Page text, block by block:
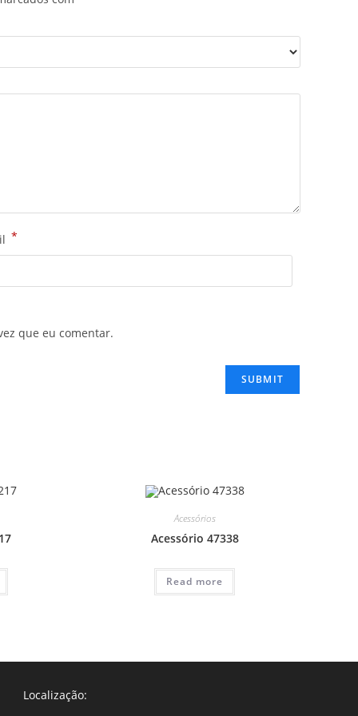
*
que eu comentar.
Acessórios
Acessório 47338
Read more
Localização: